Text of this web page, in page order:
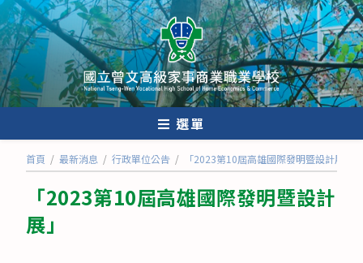
跳
轉
至
主
要
內
選單
首頁 / 最新消息 / 行政單位公告 / 「2023第10屆高雄國際發明暨設計展」
「2023第10屆高雄國際發明暨設計
展」